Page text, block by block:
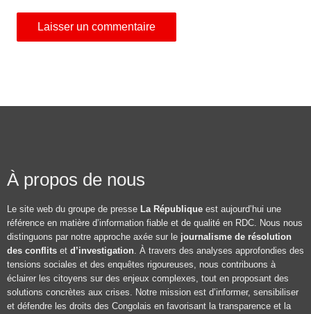
À propos de nous
Le site web du groupe de presse La République est aujourd’hui une
référence en matière d’information fiable et de qualité en RDC. Nous nous
distinguons par notre approche axée sur le journalisme de résolution
des conflits et d’investigation. À travers des analyses approfondies des
tensions sociales et des enquêtes rigoureuses, nous contribuons à
éclairer les citoyens sur des enjeux complexes, tout en proposant des
solutions concrètes aux crises. Notre mission est d’informer, sensibiliser
et défendre les droits des Congolais en favorisant la transparence et la